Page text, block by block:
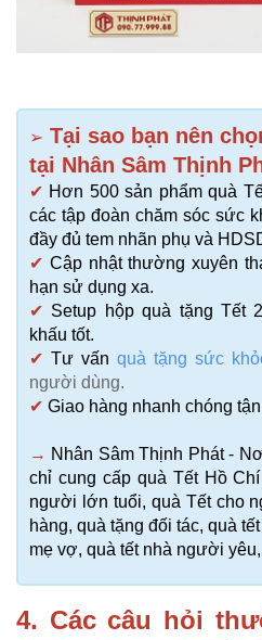
➢ Tại sao bạn nên
tại Nhân Sâm Thịnh
✔ Hơn 500 sản phẩm quà
các tập đoàn chăm sóc sức
đầy đủ tem nhãn phụ và
✔ Cập nhật thường xuyên
hạn sử dụng xa.
✔ Setup hộp quà tặng Tết
khấu tốt.
✔ Tư vấn quà tặng sức
người dùng.
✔ Giao hàng nhanh chóng
→ Nhân Sâm Thịnh Phát -
chỉ cung cấp quà Tết Hồ
người lớn tuổi, quà Tết cho
hàng, quà tặng đối tác, quà
mẹ vợ, quà tết nhà người
4. Các câu hỏi